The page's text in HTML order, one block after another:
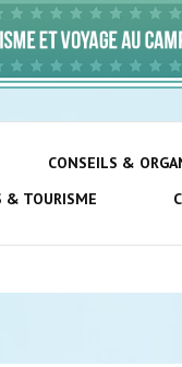
au camping !
CONSEILS &
& TOURISME